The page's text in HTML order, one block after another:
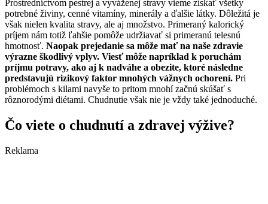
Prostredníctvom pestrej a vyváženej stravy vieme získať všetky
potrebné živiny, cenné vitamíny, minerály a ďalšie látky. Dôležitá je
však nielen kvalita stravy, ale aj množstvo. Primeraný kalorický
príjem nám totiž ľahšie pomôže udržiavať si primeranú telesnú
hmotnosť. Naopak prejedanie sa môže mať na naše zdravie
výrazne škodlivý vplyv. Viesť môže napríklad k poruchám
príjmu potravy, ako aj k nadváhe a obezite, ktoré následne
predstavujú rizikový faktor mnohých vážnych ochorení. Pri
problémoch s kilami navyše to pritom mnohí začnú skúšať s
rôznorodými diétami. Chudnutie však nie je vždy také jednoduché.
Čo viete o chudnutí a zdravej výžive?
Reklama